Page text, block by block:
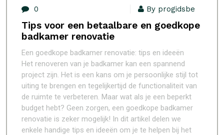
0 By progidsbe
Tips voor een betaalbare en goedkope
badkamer renovatie
Een goedkope badkamer renovatie: tips en ideeën
Het renoveren van je badkamer kan een spannend
project zijn. Het is een kans om je persoonlijke stijl tot
uiting te brengen en tegelijkertijd de functionaliteit van
de ruimte te verbeteren. Maar wat als je een beperkt
budget hebt? Geen zorgen, een goedkope badkamer
renovatie is zeker mogelijk! In dit artikel delen we
enkele handige tips en ideeën om je te helpen bij het